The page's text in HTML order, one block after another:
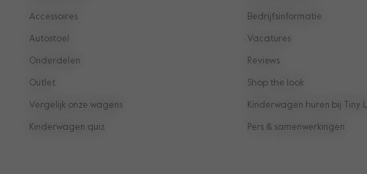
Accessoires
Autostoel
Onderdelen
Outlet
Vergelijk onze wagens
Kinderwagen quiz
Bedrijfsinformatie
Vacatures
Reviews
Shop the look
Kinderwagen huren bij Tiny
Pers & samenwerkingen